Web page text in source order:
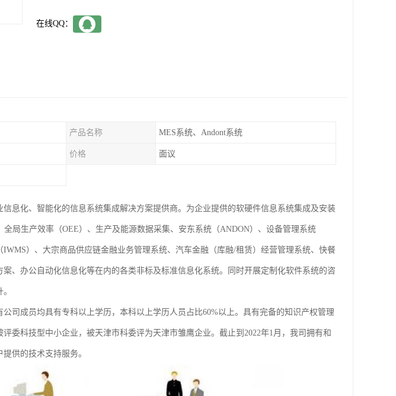
在线QQ：
产品名称 MES系统、Andont系统
价格 面议
息化、智能化的信息系统集成解决方案提供商。为企业提供的软硬件信息系统集成及安装
局生产效率（OEE）、生产及能源数据采集、安东系统（ANDON）、设备管理系统
IWMS）、大宗商品供应链金融业务管理系统、汽车金融（库融/租赁）经营管理系统、快餐
、办公自动化信息化等在内的各类非标及标准信息化系统。同时开展定制化软件系统的咨
司成员均具有专科以上学历，本科以上学历人员占比60%以上。具有完备的知识产权管理
委科技型中小企业，被天津市科委评为天津市雏鹰企业。截止到2022年1月，我司拥有和
供的技术支持服务。